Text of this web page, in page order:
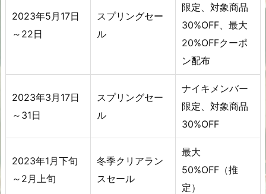
2023年5月17日
～22日
スプリングセー
ル
限定、対象商品
30%OFF、最大
20%OFFクーポ
ン配布
2023年3月17日
～31日
スプリングセー
ル
ナイキメンバー
限定、対象商品
30%OFF
2023年1月下旬
～2月上旬
冬季クリアラン
スセール
最大
50%OFF（推
定）